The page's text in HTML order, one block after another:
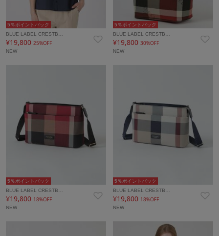
5％ポイントバック
BLUE LABEL CRESTB…
¥19,800 25%OFF
NEW
5％ポイントバック
BLUE LABEL CRESTB…
¥19,800 30%OFF
NEW
5％ポイントバック
BLUE LABEL CRESTB…
¥19,800 18%OFF
NEW
5％ポイントバック
BLUE LABEL CRESTB…
¥19,800 18%OFF
NEW